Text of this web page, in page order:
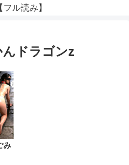
【フル読み】
ドラゴンz
み